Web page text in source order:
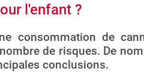
l'enfant ?
consommation de
de risques. De
conclusions.